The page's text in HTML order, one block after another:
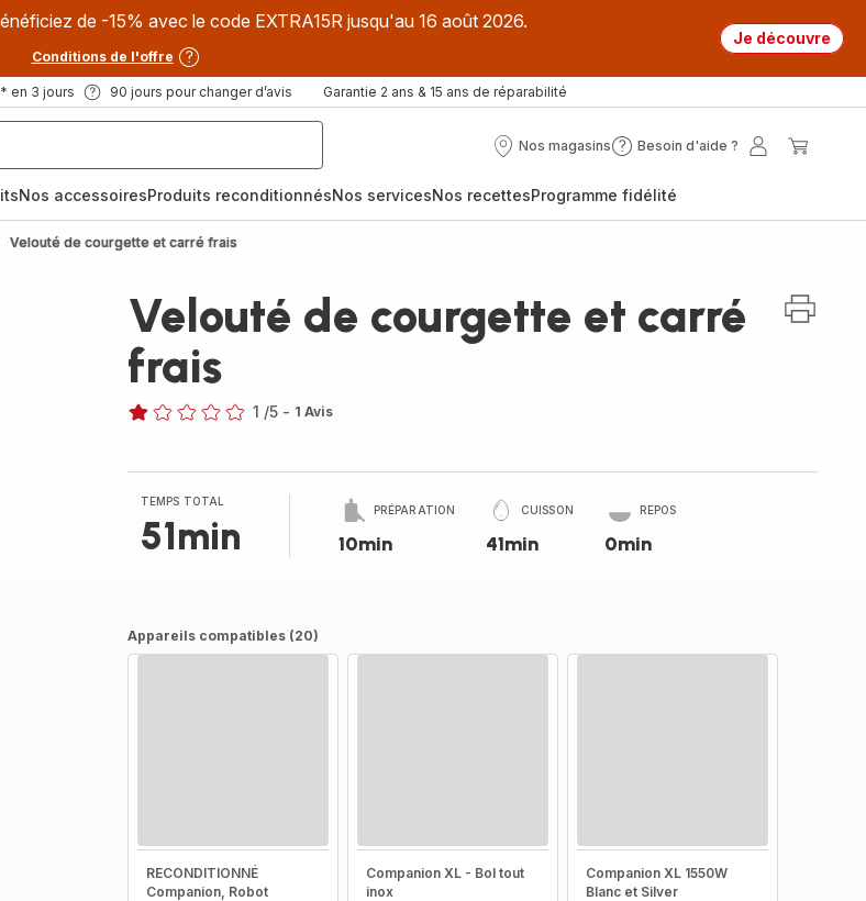
de -15% avec le code EXTRA15R jusqu'au 16 août 2026.
Conditions de l'offre
Je découvre
en 3 jours 90 jours pour changer d’avis Garantie 2 ans & 15 ans de réparabilité
Nos magasins
Nos
Besoin d'aide ?
Besoin
?
Mon
Nos accessoiresProduits reconditionnésNos servicesNos recettesProgramme fidélité
Velouté de courgette et carré frais
Velouté de courgette et carré
frais
étoile
(moyenne)
1 /5 - 1 Avis
TEMPS TOTAL
51min
PRÉPARATION
10min
CUISSON
41min
REPOS
0min
Appareils compatibles (20)
RECONDITIONNÉ
Companion, Robot
Companion XL - Bol tout
inox
Companion XL 1550W
Blanc et Silver